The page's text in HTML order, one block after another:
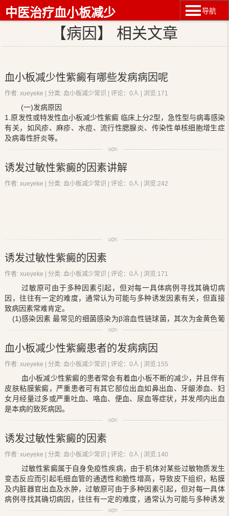
导航
中医治疗血小板减少
【病因】 相关文章
血小板减少性紫癜有哪些发病病因呢
作者: xueyeke | 分类:血小板减少常识 | 评论：0人 | 浏览:171
(一)发病原因
1.原发性或特发性血小板减少性紫癜临床上分2型，急性型与病毒感染
有关，如风疹、麻疹、水痘、流行性腮腺炎、传染性单核细胞增生症
及病毒性肝炎等。
2.继发性或症状性血小板减少性紫癜
骨髓纤维化症、维生素B12和叶酸缺乏症、阵发性睡眠血红蛋白尿、
溶血性贫血等。
(2)药物如化疗药、抗生素类、奎宁类、磺胺类、解热镇痛剂、苯巴比
(二)发病机制
原发性或特发性
血小板减少性紫癜
板膜发生交叉反应或免疫复合物黏附于血小板所致。慢性型与自身产
生抗血小板抗体有关。继发性或症状性血小板减少性紫癜
反应、血管瘤等引起的系列反应。
诱发过敏性紫癜的因素讲解
作者: xueyeke | 分类:血小板减少常识 | 评论：0人 | 浏览:242
致病因素较难。一般认为与下列因素有关：
过敏性紫癜常见的过敏原
(1)感染：如感染细菌、病毒或寄生虫等。感染因素是引起本病的
的最常见原因，也是加重和导致本病反复的重要因素。溶血链球菌是
常见的细菌，其它如结核杆菌、金黄色葡萄球菌、肺炎球菌及伤寒杆
菌亦可引起本病。
(2)食物因素：主要有鱼、虾、牛奶、蛋类、蛤、鸡肉及羊肉等。
为特异体质对动物蛋白过敏所致。此外，巧克力及蚕豆也可引起本
(3)药物因素：许多药物均可以引起本病。
(4)其他诱发因素：如寒冷刺激、花粉吸入、外伤、昆虫叮咬、预
防接种、等。春秋两季发病者居多，尤其以每年9月～12月居多。
诱发过敏性紫癜的因素
作者: xueyeke | 分类:血小板减少常识 | 评论：0人 | 浏览:171
过敏原可由于多种因素引起，但对每一具体病例寻找其确切病
因，往往有一定的难度，通常认为可能与多种诱发因素有关，但直接
致病因素常难肯定。
(1)感染因素 最常见的细菌感染为β溶血性链球菌，其次为金黄色葡
萄球菌，结核杆菌，伤寒杆菌，肺炎球菌和假单胞菌等，以上呼吸道
(2)食物因素 主要是动物性异性蛋白对机体过敏所致，鱼，虾，
蟹，蛤，蛋，鸡和牛奶等均可引起本病。
(3)药物因素
(4)其他因素 昆虫咬伤，植物花粉，寒冷，外伤，更年期，结核菌
素试验，预防接种，精神因素等均可引起。
3.本病的病变范围相当广泛，可累及皮肤，关节，胃肠道，肾
脏，心脏，胸膜，呼吸器官，中枢神经系统等。
血小板减少性紫癜患者的发病病因
作者: xueyeke | 分类:血小板减少常识 | 评论：0人 | 浏览:155
血小板减少性紫癜的患者常会有着血小板不断的减少，并且伴有
皮肤粘膜紫癜，严重患者可有其它部位出血如鼻出血、牙龈渗血、妇
女月经量过多或严重吐血、咯血、便血、尿血等症状，并发颅内出血
是本病的致死病因。
1、当人们意识到特发性血小板减少性紫癜疾病会对人们的健康乃至生
有的表现，其中临床患者的表现以出血为主，一般患者不会有突出
肝，脾及淋巴结肿大。
2、提醒人们一般的患者身上都会有皮肤、粘膜广泛出血，并且这些表
现多为散在性针头大小的皮内或皮下出血点，带来瘀点或瘀斑，患者
的四肢表现较多，一些患者也会有全身性出血斑或血肿。
3、球结膜下出血以及肉眼血尿是很多患者都会出现的症状，约1%特
发性血小板减少性紫癜 患者会出现颅内出血，这也成为ITP致死的的常
见原因，由于青春期女孩患有此病就会导致月经过多，女性的其它部
诱发过敏性紫癜的因素
作者: xueyeke | 分类:血小板减少常识 | 评论：0人 | 浏览:140
过敏性紫癜属于自身免疫性疾病，由于机体对某些过敏物质发生
变态反应而引起毛细血管的通透性和脆性增高，导致皮下组织，粘膜
及内脏器官出血及水肿，过敏原可由于多种因素引起，但对每一具体
病例寻找其确切病因，往往有一定的难度，通常认为可能与多种诱发
因素有关，但直接致病因素常难肯定。